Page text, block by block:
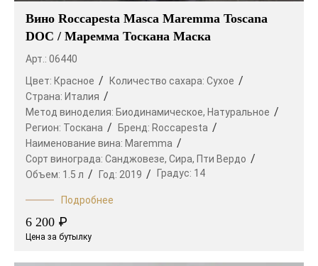
Вино Roccapesta Masca Maremma Toscana
DOC / Маремма Тоскана Маска
Арт.: 06440
Цвет: Красное Количество сахара: Сухое
Страна: Италия
Метод виноделия: Биодинамическое, Натуральное
Регион: Тоскана Бренд: Roccapesta
Наименование вина: Maremma
Сорт винограда: Санджовезе, Сира, Пти Вердо
Объем: 1.5 л Год: 2019 Градус: 14
Подробнее
6 200 ₽
Цена за бутылку